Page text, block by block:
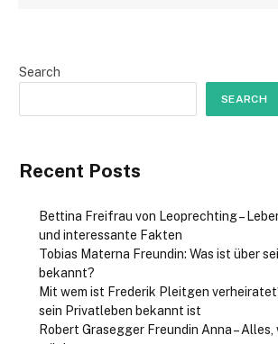
Search
SEARCH
Recent Posts
Bettina Freifrau von Leoprechting –
und interessante Fakten
Tobias Materna Freundin: Was ist über
bekannt?
Mit wem ist Frederik Pleitgen
sein Privatleben bekannt ist
Robert Grasegger Freundin Anna – Alles,